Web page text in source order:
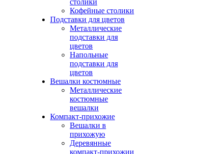
столики
Кофейные столики
Подставки для цветов
Металлические
подставки для
цветов
Напольные
подставки для
цветов
Вешалки костюмные
Металлические
костюмные
вешалки
Компакт-прихожие
Вешалки в
прихожую
Деревянные
компакт-прихожии